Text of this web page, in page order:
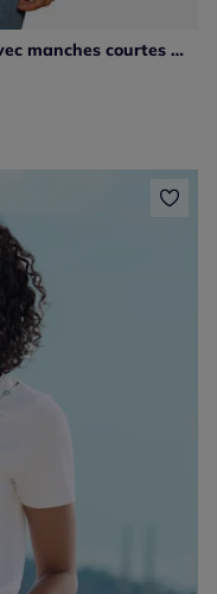
T-shirt à grande encolure carrée avec manches courtes et coupe ajustée